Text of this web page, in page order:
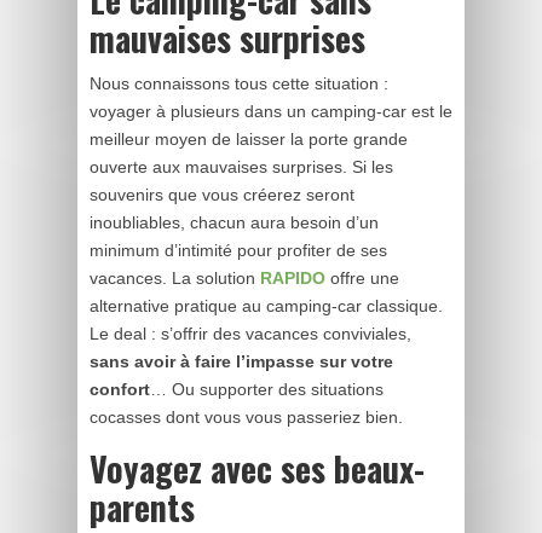
mauvaises surprises
Nous connaissons tous cette situation :
voyager à plusieurs dans un camping-car est le
meilleur moyen de laisser la porte grande
ouverte aux mauvaises surprises. Si les
souvenirs que vous créerez seront
inoubliables, chacun aura besoin d’un
minimum d’intimité pour profiter de ses
vacances. La solution RAPIDO offre une
alternative pratique au camping-car classique.
Le deal : s’offrir des vacances conviviales,
sans avoir à faire l’impasse sur votre
confort … Ou supporter des situations
cocasses dont vous vous passeriez bien.
Voyagez avec ses beaux-
parents